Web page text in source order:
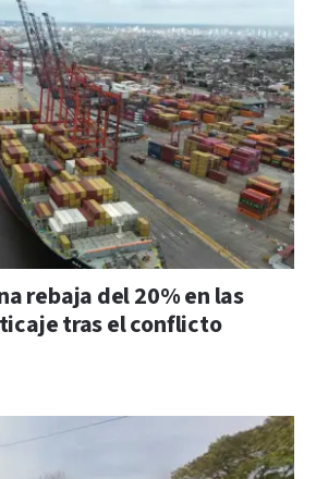
rebaja del 20% en las
tras el conflicto